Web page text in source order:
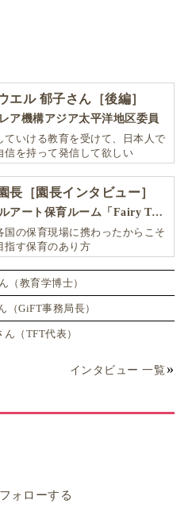
エル 郁子さん［後編］
ア機構アジア太平洋地区委員
ていける教育を受けて、日本人で
信を持って発信して欲しい
長［園長インタビュー］
バイリンガルアート保育ルーム「Fairy Tale（フェアリーテイル）」
国の保育現場に携わったからこそ
指す保育のあり方
（教育学博士）
（GiFT事務局長）
（TFT代表）
インタビュー 一覧
ォローする